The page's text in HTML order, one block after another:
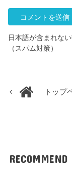
日本語が含まれな
（スパム対策）
トップ
RECOMMEND